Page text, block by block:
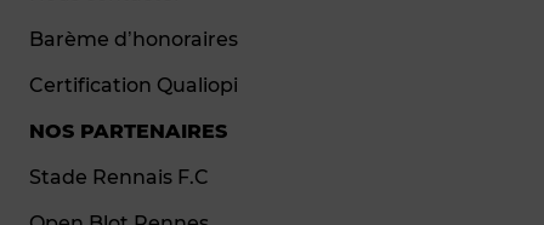
Barème d’honoraires
Certification Qualiopi
NOS PARTENAIRES
Stade Rennais F.C